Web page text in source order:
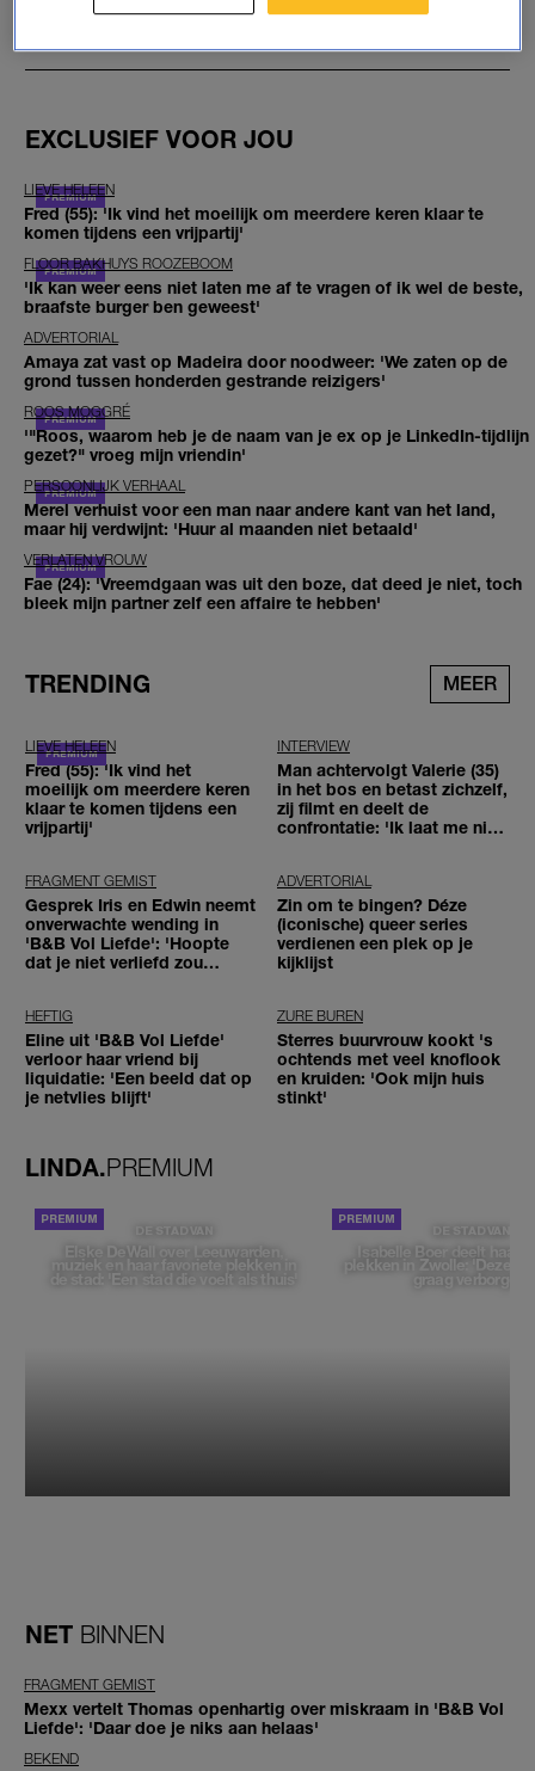
EXCLUSIEF VOOR JOU
LIEVE HELEEN
Fred (55): 'Ik vind het moeilijk om meerdere keren klaar te
komen tijdens een vrijpartij'
FLOOR BAKHUYS ROOZEBOOM
'Ik kan weer eens niet laten me af te vragen of ik wel de beste,
braafste burger ben geweest'
ADVERTORIAL
Amaya zat vast op Madeira door noodweer: 'We zaten op de
grond tussen honderden gestrande reizigers'
ROOS MOGGRÉ
'"Roos, waarom heb je de naam van je ex op je LinkedIn-tijdlijn
gezet?" vroeg mijn vriendin'
PERSOONLIJK VERHAAL
Merel verhuist voor een man naar andere kant van het land,
maar hij verdwijnt: 'Huur al maanden niet betaald'
VERLATEN VROUW
Fae (24): 'Vreemdgaan was uit den boze, dat deed je niet, toch
bleek mijn partner zelf een affaire te hebben'
TRENDING MEER
LIEVE HELEEN
Fred (55): 'Ik vind het
moeilijk om meerdere keren
klaar te komen tijdens een
vrijpartij'
INTERVIEW
Man achtervolgt Valerie (35)
in het bos en betast zichzelf,
zij filmt en deelt de
confrontatie: 'Ik laat me niet
FRAGMENT GEMIST
Gesprek Iris en Edwin neemt
onverwachte wending in
'B&B Vol Liefde': 'Hoopte
dat je niet verliefd zou
ADVERTORIAL
Zin om te bingen? Déze
(iconische) queer series
verdienen een plek op je
kijklijst
HEFTIG
Eline uit 'B&B Vol Liefde'
verloor haar vriend bij
liquidatie: 'Een beeld dat op
je netvlies blijft'
ZURE BUREN
Sterres buurvrouw kookt 's
ochtends met veel knoflook
en kruiden: 'Ook mijn huis
stinkt'
LINDA.PREMIUM
DE STAD VAN
Elske DeWall over Leeuwarden,
muziek en haar favoriete plekken in
de stad: 'Een stad die voelt als thuis'
DE STAD VAN
Isabelle Boer deelt haar
plekken in Zwolle: 'Deze
graag verborgen'
NET BINNEN
FRAGMENT GEMIST
Mexx vertelt Thomas openhartig over miskraam in 'B&B Vol
Liefde': 'Daar doe je niks aan helaas'
BEKEND